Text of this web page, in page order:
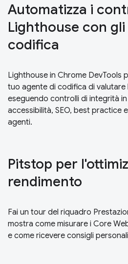
Automatizza i
Lighthouse con
codifica
Lighthouse in Chrome DevTools
tuo agente di codifica di valutare
eseguendo controlli di integrità
accessibilità, SEO, best practice
agenti.
Pitstop per
rendimento
Fai un tour del riquadro
mostra come misurare i Core
e come ricevere consigli